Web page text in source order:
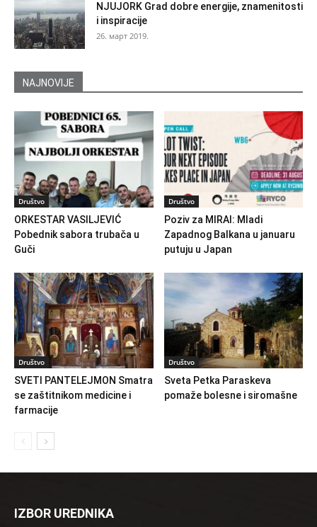
NJUJORK Grad dobre energije, znamenitosti
i inspiracije
26. март 2019.
NAJNOVIJE
Društvo
ORKESTAR VASILJEVIĆ
Pobednik sabora trubača u
Guči
Društvo
Poziv za MIRAI: Mladi
Zapadnog Balkana u januaru
putuju u Japan
Društvo
SVETI PANTELEJMON Smatra
se zaštitnikom medicine i
farmacije
Društvo
Sveta Petka Paraskeva
pomaže bolesne i siromašne
IZBOR UREDNIKA